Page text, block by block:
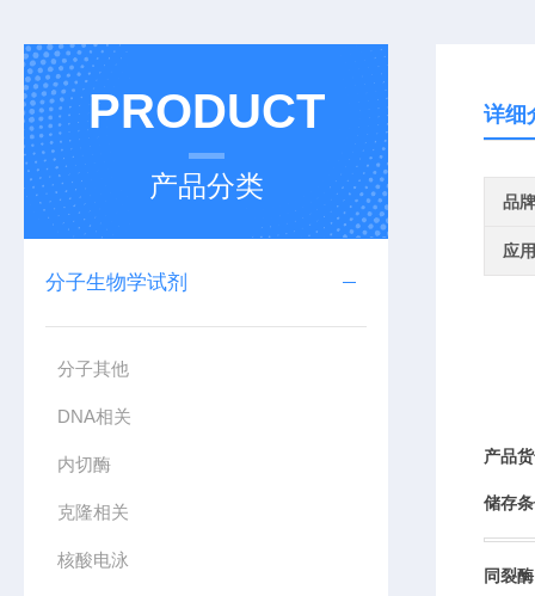
PRODUCT
产品分类
分子生物学试剂
分子其他
DNA相关
内切酶
克隆相关
核酸电泳
详细
品牌
应
产品
储存
同裂